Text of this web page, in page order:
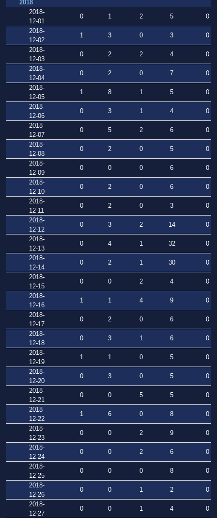
2018
2018-
12-01
0 1 2 5
0
2018-
12-02
1 3 0 3
0
2018-
12-03
0 2 2 4
0
2018-
12-04
0 2 0 7
0
2018-
12-05
1 8 1 5
0
2018-
12-06
0 3 1 4
0
2018-
12-07
0 5 2 6
0
2018-
12-08
0 2 0 5
0
2018-
12-09
0 0 0 6
0
2018-
12-10
0 2 0 6
0
2018-
12-11
0 2 0 3
0
2018-
12-12
0 3 2 14
0
2018-
12-13
0 4 1 32
0
2018-
12-14
0 2 1 30
0
2018-
12-15
0 0 2 4
0
2018-
12-16
1 1 4 9
0
2018-
12-17
0 2 0 6
0
2018-
12-18
0 3 1 6
0
2018-
12-19
1 1 0 5
0
2018-
12-20
0 3 0 5
0
2018-
12-21
0 0 5 5
0
2018-
12-22
1 6 0 8
0
2018-
12-23
0 0 2 9
0
2018-
12-24
0 0 2 6
0
2018-
12-25
0 0 0 8
0
2018-
12-26
0 0 1 2
0
2018-
12-27
0 0 1 4
0